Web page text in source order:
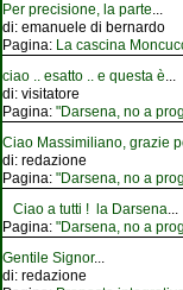
Per precisione, la parte...
di: emanuele di bernardo
Pagina: La cascina
ciao .. esatto .. e questa è...
di: visitatore
Pagina: "Darsena, no a
Ciao Massimiliano, grazie
di: redazione
Pagina: "Darsena, no a
Ciao a tutti ! la Darsena...
Pagina: "Darsena, no a
Gentile Signor...
di: redazione